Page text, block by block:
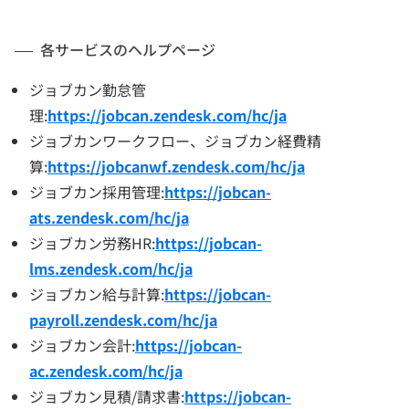
各サービスのヘルプページ
ジョブカン勤怠管
理:https://jobcan.zendesk.com/hc/ja
ジョブカンワークフロー、ジョブカン経費精
算:https://jobcanwf.zendesk.com/hc/ja
ジョブカン採用管理:https://jobcan-
ats.zendesk.com/hc/ja
ジョブカン労務HR:https://jobcan-
lms.zendesk.com/hc/ja
ジョブカン給与計算:https://jobcan-
payroll.zendesk.com/hc/ja
ジョブカン会計:https://jobcan-
ac.zendesk.com/hc/ja
ジョブカン見積/請求書:https://jobcan-